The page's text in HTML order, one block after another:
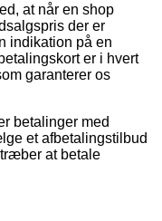
at når en shop
der er
indikation på en
er i hvert
garanterer os
betalinger med
et afbetalingstilbud
at betale